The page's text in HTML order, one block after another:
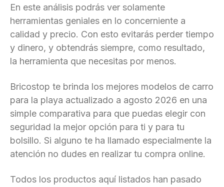
En este análisis podrás ver solamente
herramientas geniales en lo concerniente a
calidad y precio. Con esto evitarás perder tiempo
y dinero, y obtendrás siempre, como resultado,
la herramienta que necesitas por menos.
Bricostop te brinda los mejores modelos de carro
para la playa actualizado a agosto 2026 en una
simple comparativa para que puedas elegir con
seguridad la mejor opción para ti y para tu
bolsillo. Si alguno te ha llamado especialmente la
atención no dudes en realizar tu compra online.
Todos los productos aquí listados han pasado